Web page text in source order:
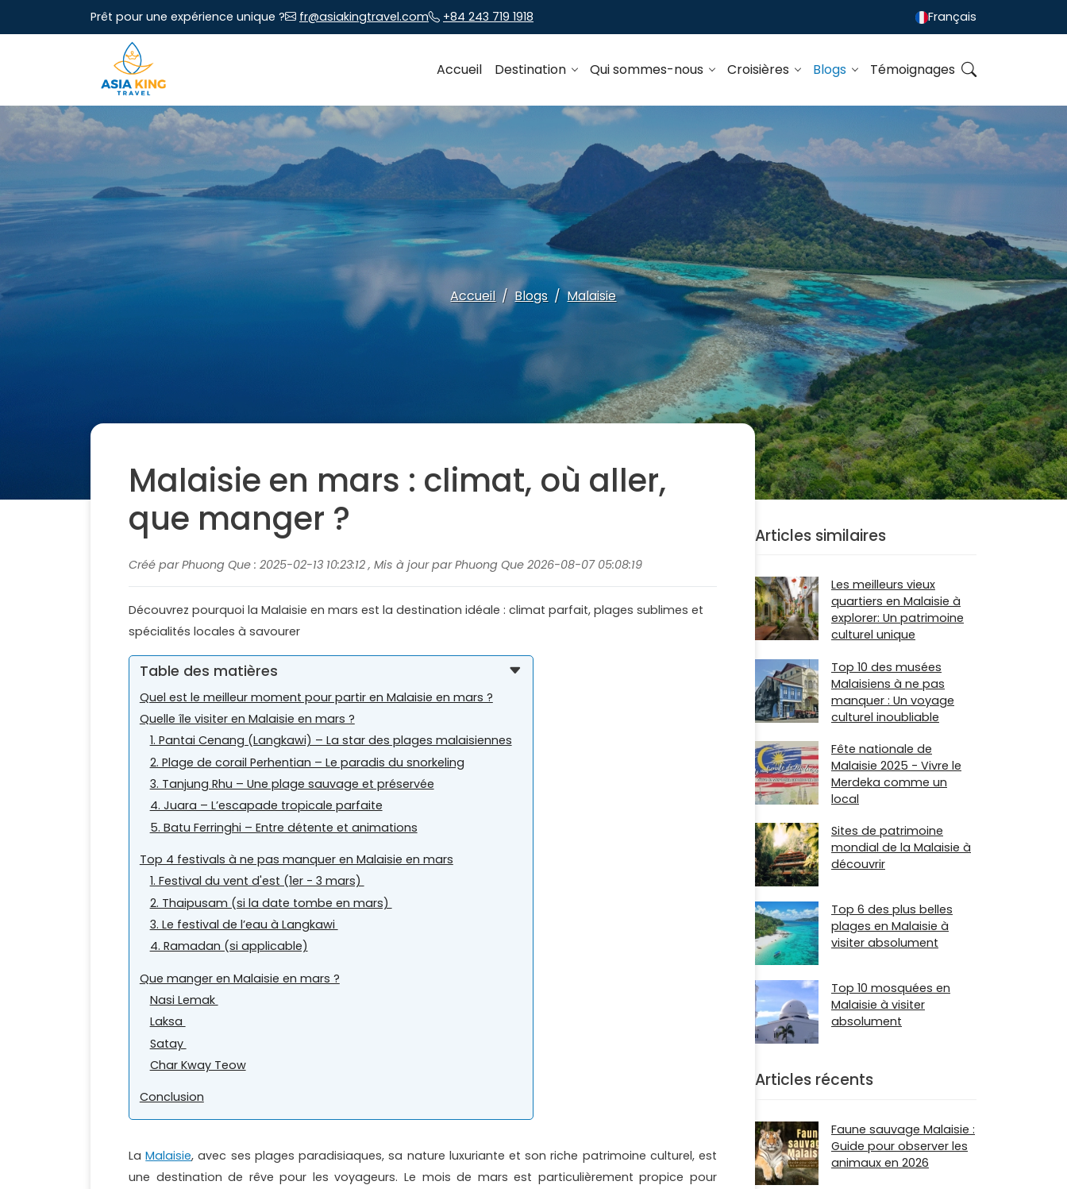
Prêt pour une expérience unique ? fr@asiakingtravel.com +84 243 719 1918 Français
Accueil Destination Qui sommes-nous Croisières Blogs Témoignages
Accueil Blogs Malaisie
Malaisie en mars : climat, où aller,
que manger ?
Créé par Phuong Que : 2025-02-13 10:23:12 , Mis à jour par Phuong Que 2026-08-07 05:08:19
Découvrez pourquoi la Malaisie en mars est la destination idéale : climat parfait, plages sublimes et
spécialités locales à savourer
Table des matières
Quel est le meilleur moment pour partir en Malaisie en mars ?
Quelle île visiter en Malaisie en mars ?
1. Pantai Cenang (Langkawi) – La star des plages malaisiennes
2. Plage de corail Perhentian – Le paradis du snorkeling
3. Tanjung Rhu – Une plage sauvage et préservée
4. Juara – L’escapade tropicale parfaite
5. Batu Ferringhi – Entre détente et animations
Top 4 festivals à ne pas manquer en Malaisie en mars
1. Festival du vent d'est (1er - 3 mars)
2. Thaipusam (si la date tombe en mars)
3. Le festival de l’eau à Langkawi
4. Ramadan (si applicable)
Que manger en Malaisie en mars ?
Nasi Lemak
Laksa
Satay
Char Kway Teow
Conclusion
LaMalaisie, avec ses plages paradisiaques, sa nature luxuriante et son riche patrimoine culturel, est
une destination de rêve pour les voyageurs. Le mois de mars est particulièrement propice pour
Articles similaires
Les meilleurs vieux
quartiers en Malaisie à
explorer: Un patrimoine
culturel unique
Top 10 des musées
Malaisiens à ne pas
manquer : Un voyage
culturel inoubliable
Fête nationale de
Malaisie 2025 - Vivre le
Merdeka comme un
local
Sites de patrimoine
mondial de la Malaisie à
découvrir
Top 6 des plus belles
plages en Malaisie à
visiter absolument
Top 10 mosquées en
Malaisie à visiter
absolument
Articles récents
Faune sauvage Malaisie :
Guide pour observer les
animaux en 2026